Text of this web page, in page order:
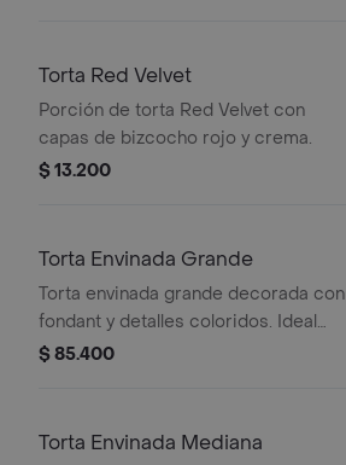
Torta Red Velvet
Porción de torta Red Velvet con
capas de bizcocho rojo y crema.
$ 13.200
Torta Envinada Grande
Torta envinada grande decorada con
fondant y detalles coloridos. Ideal
para celebraciones.
$ 85.400
Torta Envinada Mediana